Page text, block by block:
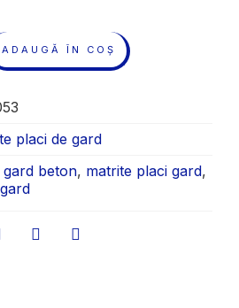
ADAUGĂ ÎN COȘ
placi de gard
gard beton, matrite placi gard,